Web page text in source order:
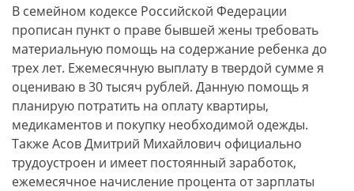
В семейном кодексе Российской Федерации
прописан пункт о праве бывшей жены требовать
материальную помощь на содержание ребенка до
трех лет. Ежемесячную выплату в твердой сумме я
оцениваю в 30 тысяч рублей. Данную помощь я
планирую потратить на оплату квартиры,
медикаментов и покупку необходимой одежды.
Также Асов Дмитрий Михайлович официально
трудоустроен и имеет постоянный заработок,
ежемесячное начисление процента от зарплаты